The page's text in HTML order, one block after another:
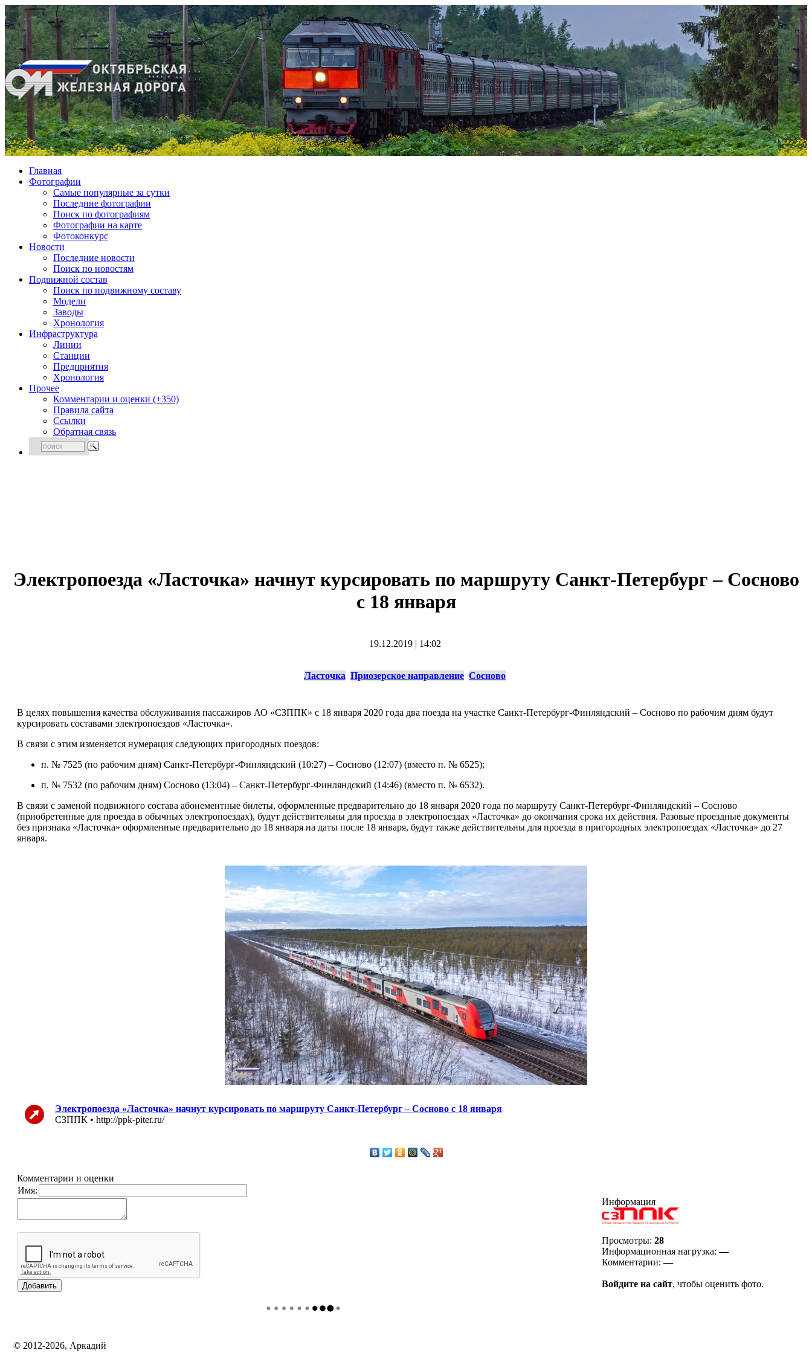
Главная
Фотографии
Cамые популярные за сутки
Последние фотографии
Поиск по фотографиям
Фотографии на карте
Фотоконкурс
Новости
Последние новости
Поиск по новостям
Подвижной состав
Поиск по подвижному составу
Модели
Заводы
Хронология
Инфраструктура
Линии
Станции
Предприятия
Хронология
Прочее
Комментарии и оценки (+350)
Правила сайта
Ссылки
Обратная связь
Электропоезда «Ласточка» начнут курсировать по маршруту Санкт-Петербург – Сосново
с 18 января
19.12.2019| 14:02
Ласточка Приозерское направление Сосново
В целях повышения качества обслуживания пассажиров АО «СЗППК» с 18 января 2020 года два поезда на участке Санкт-Петербург-Финляндский – Сосново по рабочим дням будут
курсировать составами электропоездов «Ласточка».
В связи с этим изменяется нумерация следующих пригородных поездов:
п. № 7525 (по рабочим дням) Санкт-Петербург-Финляндский (10:27) – Сосново (12:07) (вместо п. № 6525);
п. № 7532 (по рабочим дням) Сосново (13:04) – Санкт-Петербург-Финляндский (14:46) (вместо п. № 6532).
В связи с заменой подвижного состава абонементные билеты, оформленные предварительно до 18 января 2020 года по маршруту Санкт-Петербург-Финляндский – Сосново
(приобретенные для проезда в обычных электропоездах), будут действительны для проезда в электропоездах «Ласточка» до окончания срока их действия. Разовые проездные документы
без признака «Ласточка» оформленные предварительно до 18 января на даты после 18 января, будут также действительны для проезда в пригородных электропоездах «Ласточка» до 27
января.
Электропоезда «Ласточка» начнут курсировать по маршруту Санкт-Петербург – Сосново с 18 января
СЗППК • http://ppk-piter.ru/
Комментарии и оценки
Имя:
Информация
Просмотры: 28
Информационная нагрузка:—
Комментарии:—
Войдите на сайт, чтобы оценить фото.
© 2012-2026, Аркадий